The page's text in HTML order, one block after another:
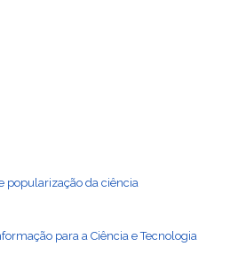
popularização da ciência
para a Ciência e Tecnologia